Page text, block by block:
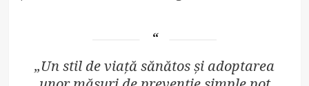
„Un stil de viață sănătos și adoptarea